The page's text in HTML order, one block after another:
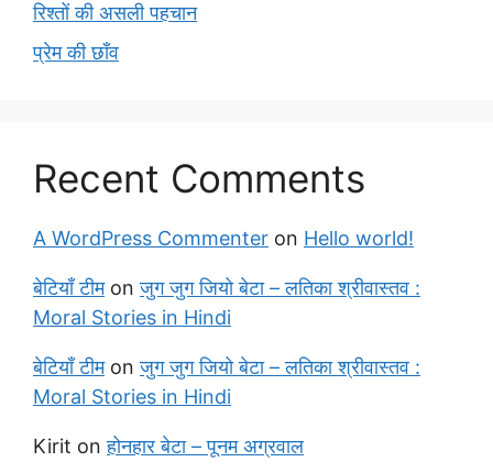
रिश्तों की असली पहचान
प्रेम की छाँव
Recent Comments
A WordPress Commenter on Hello world!
बेटियाँ टीमonजुग जुग जियो बेटा – लतिका श्रीवास्तव :
Moral Stories in Hindi
बेटियाँ टीमonजुग जुग जियो बेटा – लतिका श्रीवास्तव :
Moral Stories in Hindi
Kirit onहोनहार बेटा – पूनम अग्रवाल